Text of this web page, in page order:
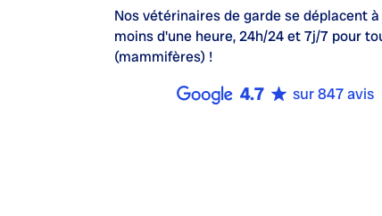
Nosvétérinaires de gardese déplacent
moins d'une heure,24h/24 et 7j/7 pour
(mammifères) !
4.7 sur 847 avis